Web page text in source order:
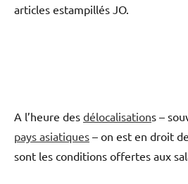
articles estampillés JO.
A l’heure des délocalisations –
pays asiatiques – on est en droit
sont les conditions offertes aux